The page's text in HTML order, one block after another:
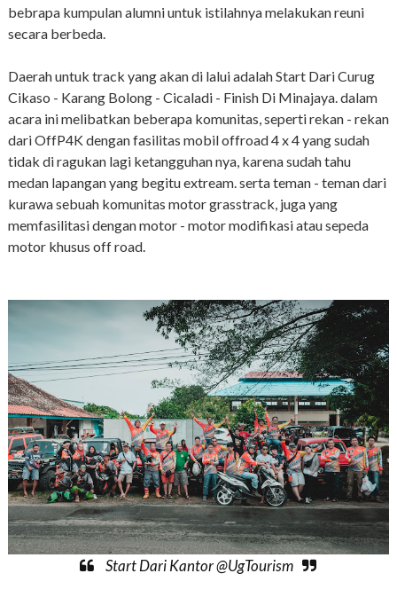
bebrapa kumpulan alumni untuk istilahnya melakukan reuni
secara berbeda.
Daerah untuk track yang akan di lalui adalah Start Dari Curug
Cikaso - Karang Bolong - Cicaladi - Finish Di Minajaya. dalam
acara ini melibatkan beberapa komunitas, seperti rekan - rekan
dari OffP4K dengan fasilitas mobil offroad 4 x 4 yang sudah
tidak di ragukan lagi ketangguhan nya, karena sudah tahu
medan lapangan yang begitu extream. serta teman - teman dari
kurawa sebuah komunitas motor grasstrack, juga yang
memfasilitasi dengan motor - motor modifikasi atau sepeda
motor khusus off road.
Start Dari Kantor @UgTourism